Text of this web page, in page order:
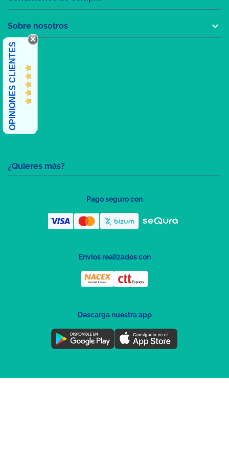
¿Quieres más?
Sobre nosotros 
OPINIONES CLIENTES
Pago seguro con
Envíos realizados con
Descarga nuestra app